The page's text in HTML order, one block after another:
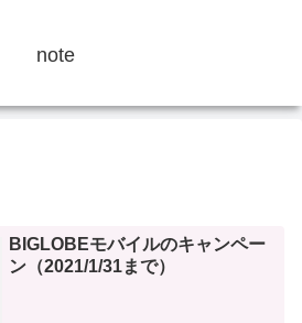
note
BIGLOBEモバイルのキャンペー
ン（2021/1/31まで）